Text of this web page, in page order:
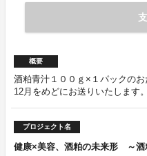
概要
酒粕青汁１００ｇ×１パックの
12月をめどにお送りいたします。
プロジェクト名
健康×美容、酒粕の未来形 ～酒